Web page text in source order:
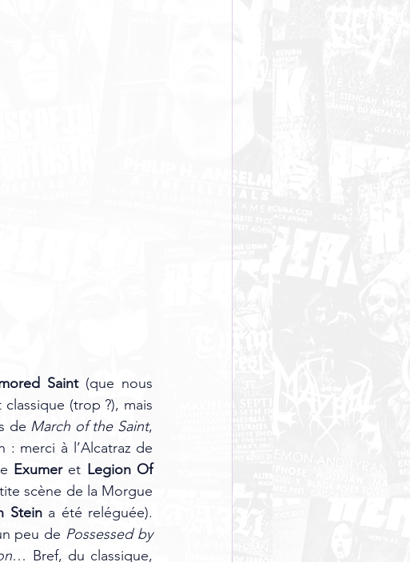
Saint (que nous
(trop ?), mais
de March of the Saint
: merci à l’Alcatraz de
Exumer et Legion Of
scène de la Morgue
Stein a été reléguée).
peu de Possessed by
… Bref, du classique,